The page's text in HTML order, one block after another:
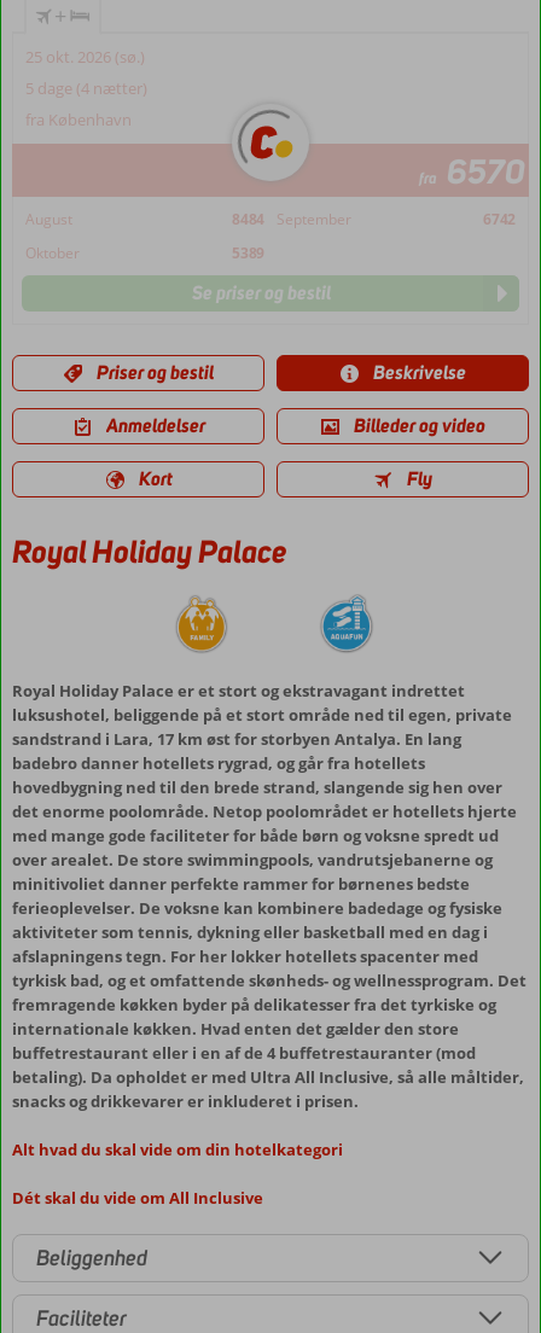
+
25 okt. 2026 (sø.)
5 dage (4 nætter)
fra København
fra 6570
August 8484 September
6742
Oktober
5389
Se priser og bestil
Priser og bestil Beskrivelse
Anmeldelser Billeder og video
Kort Fly
Royal Holiday Palace
Royal Holiday Palace er et stort og ekstravagant indrettet
luksushotel, beliggende på et stort område ned til egen, private
sandstrand i Lara, 17 km øst for storbyen Antalya. En lang
badebro danner hotellets rygrad, og går fra hotellets
hovedbygning ned til den brede strand, slangende sig hen over
det enorme poolområde. Netop poolområdet er hotellets hjerte
med mange gode faciliteter for både børn og voksne spredt ud
over arealet. De store swimmingpools, vandrutsjebanerne og
minitivoliet danner perfekte rammer for børnenes bedste
ferieoplevelser. De voksne kan kombinere badedage og fysiske
aktiviteter som tennis, dykning eller basketball med en dag i
afslapningens tegn. For her lokker hotellets spacenter med
tyrkisk bad, og et omfattende skønheds- og wellnessprogram. Det
fremragende køkken byder på delikatesser fra det tyrkiske og
internationale køkken. Hvad enten det gælder den store
buffetrestaurant eller i en af de 4 buffetrestauranter (mod
betaling). Da opholdet er med Ultra All Inclusive, så alle måltider,
snacks og drikkevarer er inkluderet i prisen.
Alt hvad du skal vide om din hotelkategori
Dét skal du vide om All Inclusive
Beliggenhed
Faciliteter